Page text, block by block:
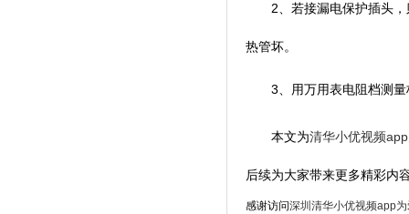
2、若接漏电保护插头
热管坏。
3、用万用表电阻档测量标
本文为清华小优视频
后续为大家带来更多精彩内容
感谢访问深圳清华小优视频app